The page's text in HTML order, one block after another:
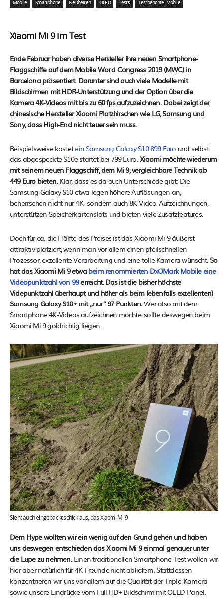
Mobile Smartphone Neuheiten OLED Tests Testberichte: Mobile
Xiaomi Mi 9 im Test
Ende Februar haben diverse Hersteller ihre neuen Smartphone-
Flaggschiffe auf dem Mobile World Congress 2019 (MWC) in
Barcelona präsentiert. Darunter sind auch viele Modelle mit
Bildschirmen mit HDR-Unterstützung und der Option über die
Kamera 4K-Videos mit bis zu 60 fps aufzuzeichnen. Dabei zeigt der
chinesische Hersteller Xiaomi Platzhirschen wie LG, Samsung und
Sony, dass High-End nicht teuer sein muss.
Beispielsweise kostetein Samsung Galaxy S10 899 Euro und selbst
das abgespeckte S10e startet bei 799 Euro. Xiaomi möchte wiederum
mit seinem neuen Flaggschiff, dem Mi 9, vergleichbare Technik ab
449 Euro bieten.Klar, dass es da auch Unterschiede gibt: Die
Samsung Galaxy S10 etwa legen höhere Auflösungen an,
beherrschen nicht nur 4K- sondern auch 8K-Video-Aufzeichnungen,
unterstützen Speicherkartenslots und bieten viele Zusatzfeatures.
Doch für ca. die Hälfte des Preises ist das Xiaomi Mi 9 äußerst
attraktiv platziert, wenn man vor allem einen pfeilschnellen
Prozessor, exzellente Verarbeitung und eine tolle Kamera wünscht. So
hat das Xiaomi Mi 9 etwabeim renommierten DxOMark Mobile eine
Videopunktzahl von 99erreicht. Das ist die bisher höchste
Videpunktzahl überhaupt und höher als beim (ebenfalls exzellenten)
Samsung Galaxy S10+ mit „nur“ 97 Punkten.Wer also mit dem
Smartphone 4K-Videos aufzeichnen möchte, sollte deswegen beim
Xiaomi Mi 9 goldrichtig liegen.
Sieht auch eingepackt schick aus, das Xiaomi Mi 9
Dem Hype wollten wir ein wenig auf den Grund gehen und haben
uns deswegen entschieden das Xiaomi Mi 9 einmal genauer unter
die Lupe zu nehmen.Einen traditionellen Smartphone-Test wollen wir
hier aber natürlich für 4K-Freunde nicht abliefern. Stattdessen
konzentrieren wir uns vor allem auf die Qualität der Triple-Kamera
sowie unsere Eindrücke vom Full HD+ Bildschirm mit OLED-Panel.